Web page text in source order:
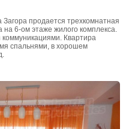
продается трехкомнатная
на 6-ом этаже жилого комплекса.
Квартира
спальнями, в хорошем